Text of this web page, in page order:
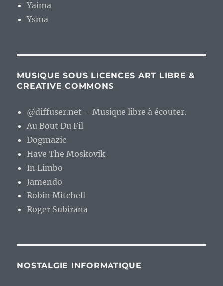
Yaima
Ysma
MUSIQUE SOUS LICENCES ART LIBRE &
CREATIVE COMMONS
@diffuser.net – Musique libre à écouter.
Au Bout Du Fil
Dogmazic
Have The Moskovik
In Limbo
Jamendo
Robin Mitchell
Roger Subirana
NOSTALGIE INFORMATIQUE